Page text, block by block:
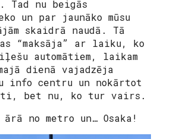
Tad nu beigās
un par jaunāko mūsu
skaidrā naudā. Tā
“maksāja” ar laiku, ko
automātiem, laikam
dienā vajadzēja
info centru un nokārtot
bet nu, ko tur vairs.
no metro un… Osaka!